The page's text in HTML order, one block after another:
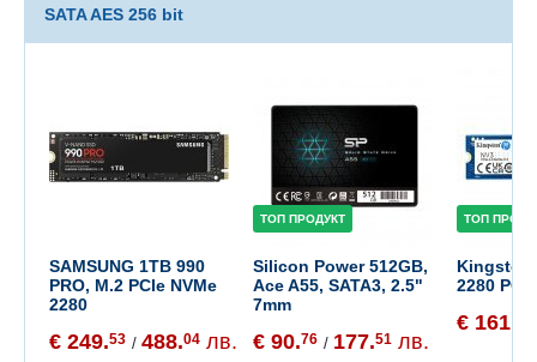
SATA AES 256 bit
SAMSUNG 1TB 990
PRO, M.2 PCIe NVMe
2280
€ 249.53 / 488.04 лв.
ТОП ПРОДУКТ
Silicon Power 512GB,
Ace A55, SATA3, 2.5"
7mm
€ 90.76 / 177.51 лв.
ТОП
Kingston
2280
€ 161.